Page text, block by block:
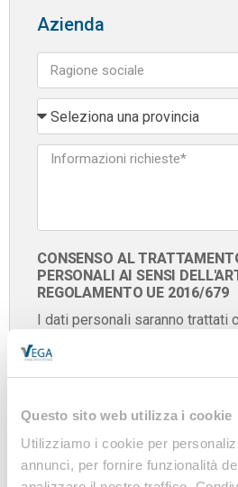
Questo sito web utilizza i cookie
Utilizziamo i cookie per
annunci, per fornire funzionalità
Azienda
CONSENSO AL
PERSONALI AI SENSI
REGOLAMENTO UE 2016/679
I dati personali saranno trattati
sensi del Regolamento UE
Confermo di aver letto e
sulla
privacy